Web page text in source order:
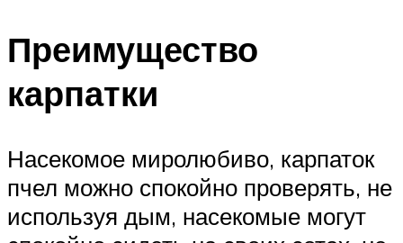
Преимущество
карпатки
Насекомое миролюбиво, карпаток
пчел можно спокойно проверять, не
используя дым, насекомые могут